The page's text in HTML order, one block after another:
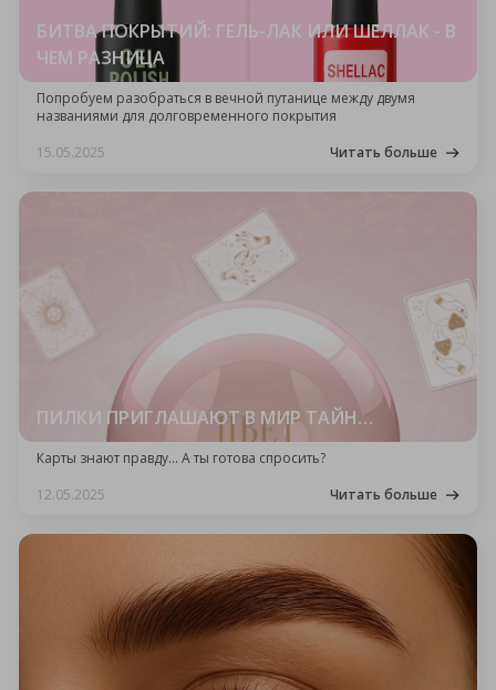
БИТВА ПОКРЫТИЙ: ГЕЛЬ-ЛАК ИЛИ ШЕЛЛАК - В
ЧЕМ РАЗНИЦА
Попробуем разобраться в вечной путанице между двумя
названиями для долговременного покрытия
15.05.2025
Читать больше
ПИЛКИ ПРИГЛАШАЮТ В МИР ТАЙН…
Карты знают правду… А ты готова спросить?
12.05.2025
Читать больше